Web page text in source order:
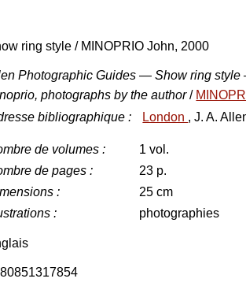
ring style / MINOPRIO John, 2000
Photographic Guides — Show ring
photographs by the author/
bibliographique : London , J. A.
de volumes :
1 vol.
de pages :
23 p.
:
25 cm
: photographies